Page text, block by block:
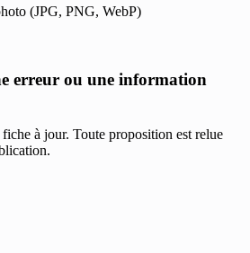
(JPG, PNG, WebP)
erreur ou une information
à jour. Toute proposition est relue